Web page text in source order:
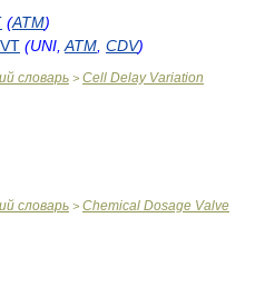
(ATM)
(UNI, ATM CDV)
словарь > Cell Delay Variation
словарь > Chemical Dosage Valve